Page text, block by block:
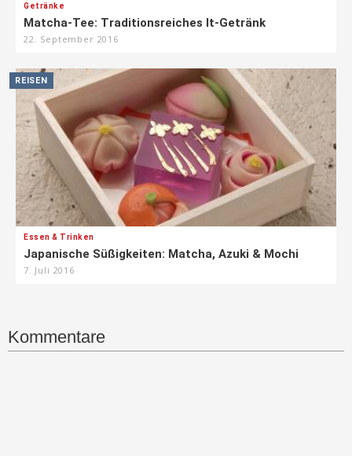
Getränke
Matcha-Tee: Traditionsreiches It-Getränk
22. September 2016
REISEN
Essen & Trinken
Japanische Süßigkeiten: Matcha, Azuki & Mochi
7. Juli 2016
Kommentare